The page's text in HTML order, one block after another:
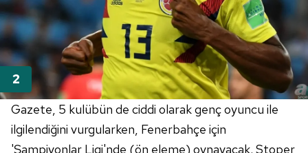
Gazete, 5 kulübün de ciddi olarak genç oyuncu ile
ilgilendiğini vurgularken, Fenerbahçe için
'Şampiyonlar Ligi'nde (ön eleme) oynayacak. Stoper